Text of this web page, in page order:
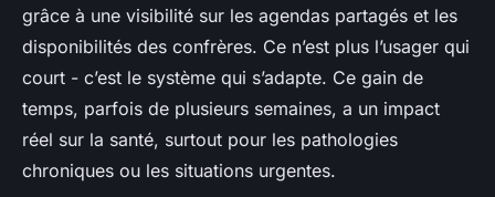
grâce à une visibilité sur les agendas partagés et les
disponibilités des confrères. Ce n’est plus l’usager qui
court - c’est le système qui s’adapte. Ce gain de
temps, parfois de plusieurs semaines, a un impact
réel sur la santé, surtout pour les pathologies
chroniques ou les situations urgentes.